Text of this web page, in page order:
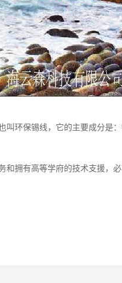
环保锡线，它的主要成分是
拥有高等学府的技术支援，